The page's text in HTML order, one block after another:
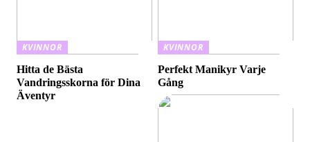
KVINNOR
Hitta de Bästa
Vandringsskorna för Dina
Äventyr
KVINNOR
Perfekt Manikyr Varje
Gång